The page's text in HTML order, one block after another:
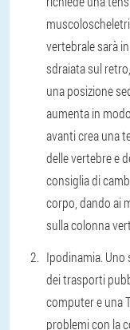
vertebrale sarà
sdraiata sul
una posizione
aumenta in
avanti crea una
delle vertebre e
consiglia di
corpo, dando ai
sulla colonna
Ipodinamia.
dei trasporti
computer e una
problemi con la